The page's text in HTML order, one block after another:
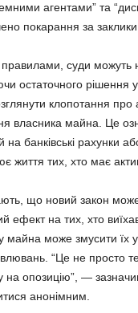
агентами” та
покарання за заклики
правилами, суди можуть
остаточного рішення
клопотання
власника майна. Це
на банківські рахунки
життя тих, хто має
що новий закон
ефект на тих, хто
майна може змусити їх
“Це не просто
на опозицію”, —
анонімним.